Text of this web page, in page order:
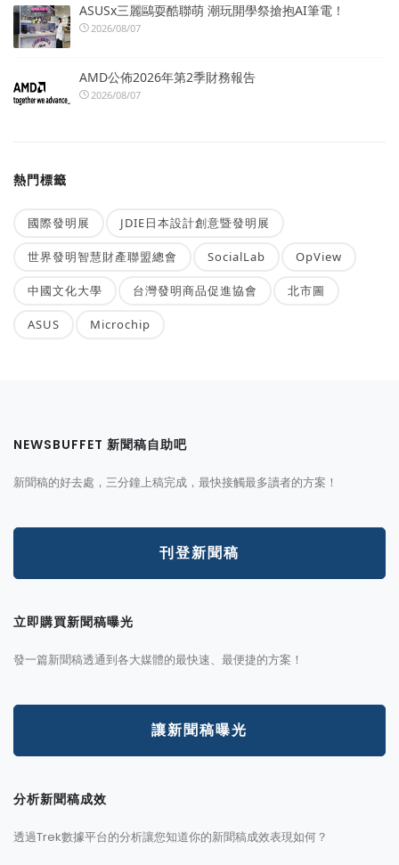
ASUSx三麗鷗耍酷聯萌 潮玩開學祭搶抱AI筆電！
2026/08/07
AMD公佈2026年第2季財務報告
2026/08/07
熱門標籤
國際發明展 JDIE日本設計創意暨發明展
世界發明智慧財產聯盟總會 SocialLab OpView
中國文化大學 台灣發明商品促進協會 北市圖
ASUS Microchip
NEWSBUFFET 新聞稿自助吧
新聞稿的好去處，三分鐘上稿完成，最快接觸最多讀者的方案！
刊登新聞稿
立即購買新聞稿曝光
發一篇新聞稿透通到各大媒體的最快速、最便捷的方案！
讓新聞稿曝光
分析新聞稿成效
透過Trek數據平台的分析讓您知道你的新聞稿成效表現如何？